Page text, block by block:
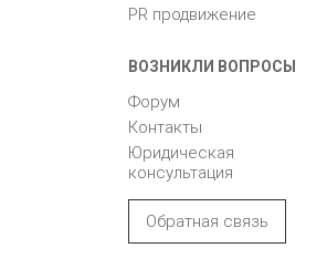
PR продвижение
ВОЗНИКЛИ ВОПРОСЫ
Форум
Контакты
Юридическая
консультация
Обратная связь